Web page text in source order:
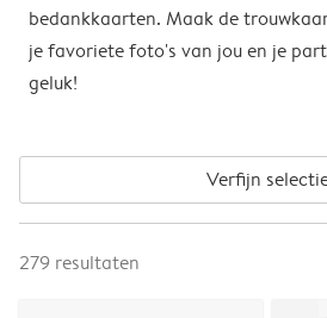
bedankkaarten. Maak de
je favoriete foto's van jou en je
geluk!
Verfijn
279 resultaten